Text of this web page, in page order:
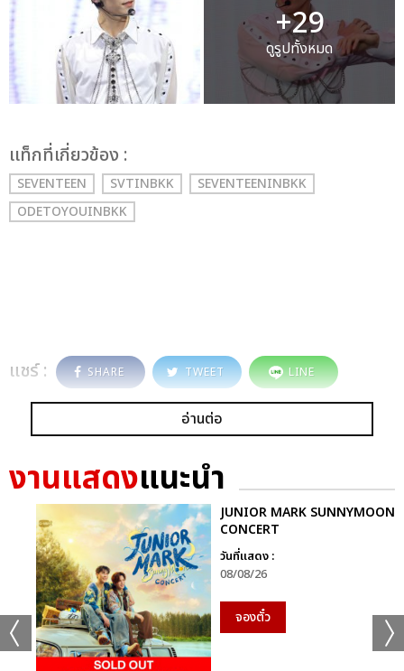
+29
ดูรูปทั้งหมด
เเท็กที่เกี่ยวข้อง :
SEVENTEEN SVTINBKK
SEVENTEENINBKK
ODETOYOUINBKK
แชร์ : SHARE TWEET LINE
อ่านต่อ
งานแสดงแนะนำ
JUNIOR MARK SUNNYMOON
CONCERT
วันที่แสดง :
08/08/26
จองตั๋ว